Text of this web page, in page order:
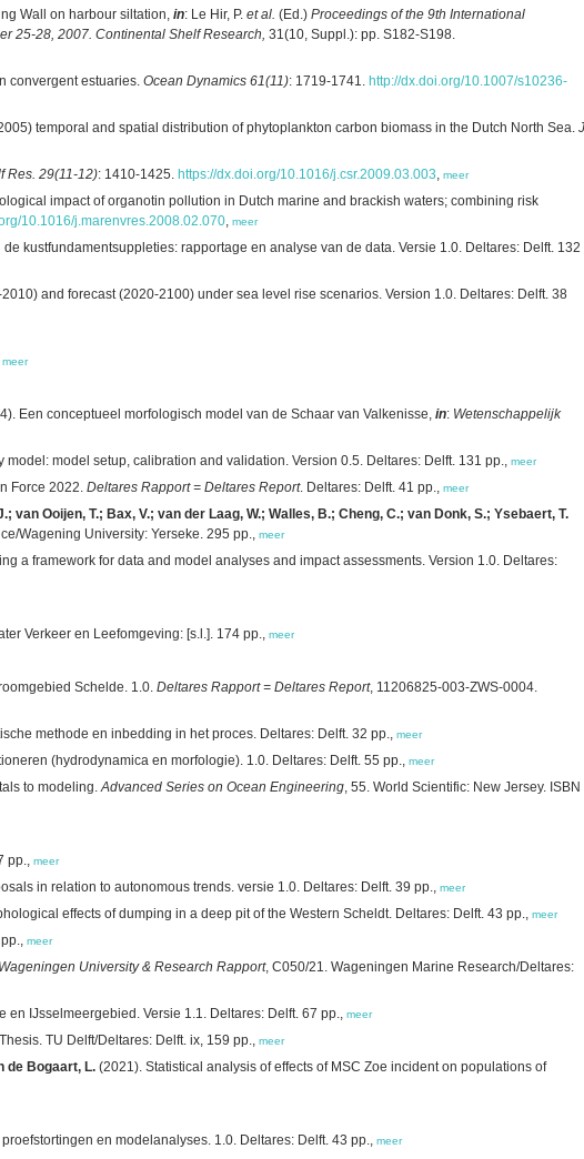
Wall on harbour siltation, in: Le Hir, P. et al. (Ed.) Proceedings of the 9th International
25-28, 2007. Continental Shelf Research, 31(10, Suppl.): pp. S182-S198.
convergent estuaries. Ocean Dynamics 61(11): 1719-1741. http://dx.doi.org/10.1007/s10236-
temporal and spatial distribution of phytoplankton carbon biomass in the Dutch North Sea.
Res. 29(11-12): 1410-1425. https://dx.doi.org/10.1016/j.csr.2009.03.003, meer
impact of organotin pollution in Dutch marine and brackish waters; combining risk
10.1016/j.marenvres.2008.02.070, meer
kustfundamentsuppleties: rapportage en analyse van de data. Versie 1.0. Deltares: Delft. 132
and forecast (2020-2100) under sea level rise scenarios. Version 1.0. Deltares: Delft. 38
meer
Een conceptueel morfologisch model van de Schaar van Valkenisse, in: Wetenschappelijk
model setup, calibration and validation. Version 0.5. Deltares: Delft. 131 pp., meer
Force 2022. Deltares Rapport = Deltares Report. Deltares: Delft. 41 pp., meer
Ooijen, T.; Bax, V.; van der Laag, W.; Walles, B.; Cheng, C.; van Donk, S.; Ysebaert, T.
Wagening University: Yerseke. 295 pp., meer
a framework for data and model analyses and impact assessments. Version 1.0. Deltares:
Verkeer en Leefomgeving: [s.l.]. 174 pp., meer
Schelde. 1.0. Deltares Rapport = Deltares Report, 11206825-003-ZWS-0004.
methode en inbedding in het proces. Deltares: Delft. 32 pp., meer
(hydrodynamica en morfologie). 1.0. Deltares: Delft. 55 pp., meer
to modeling.Advanced Series on Ocean Engineering, 55. World Scientific: New Jersey. ISBN
pp., meer
in relation to autonomous trends. versie 1.0. Deltares: Delft. 39 pp., meer
effects of dumping in a deep pit of the Western Scheldt. Deltares: Delft. 43 pp., meer
meer
Wageningen University & Research Rapport, C050/21. Wageningen Marine Research/Deltares:
IJsselmeergebied. Versie 1.1. Deltares: Delft. 67 pp., meer
TU Delft/Deltares: Delft. ix, 159 pp., meer
de Bogaart, L. (2021). Statistical analysis of effects of MSC Zoe incident on populations of
en modelanalyses. 1.0. Deltares: Delft. 43 pp., meer